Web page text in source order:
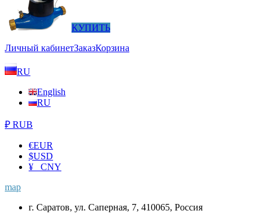
КУПИТЬ
Личный кабинетЗаказКорзина
RU
English
RU
₽ RUB
€EUR
$USD
¥ CNY
map
г. Саратов, ул. Саперная, 7, 410065, Россия